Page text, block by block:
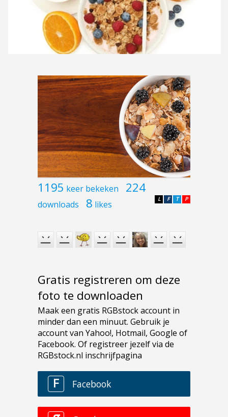
1195 keer bekeken 224
downloads 8 likes P
T
F
L
Gratis registreren om deze
foto te downloaden